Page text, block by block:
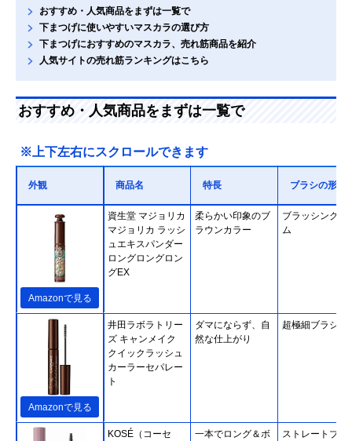
おすすめ・人気商品をまずは一覧で
下まつげに使いやすいマスカラの選び方
下まつげにおすすめのマスカラ、売れ筋商品を紹介
人気サイトの売れ筋ランキングはこちら
おすすめ・人気商品をまずは一覧で
※上下左右にスクロールできます
外観 商品名 特長 ブラシの形状
Amazonで見る
資生堂 マジョリカ
マジョリカ ラッシ
ュエキスパンダー
ロングロングロン
グEX
柔らかい印象のブ
ラウンカラー
ブラッシングコ
ム
Amazonで見る
井田ラボラトリー
ズ キャンメイク
クイックラッシュ
カーラーセパレー
ト
ダマにならず、自
然な仕上がり
超極細ブラシ
KOSÉ（コーセ
一本でロング＆ボ
ストレートブラ